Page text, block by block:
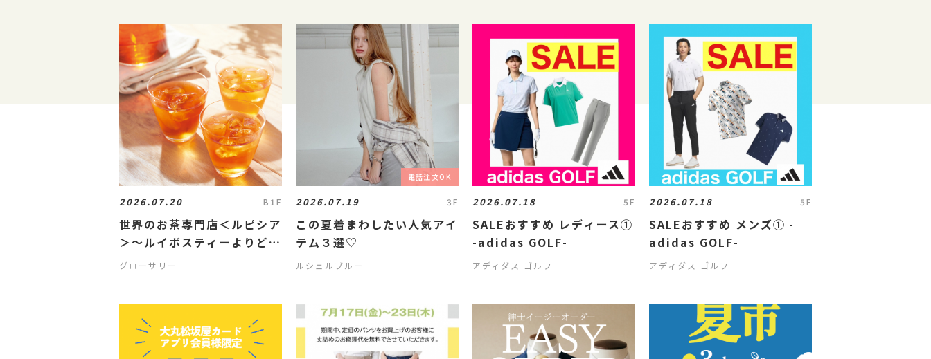
2026.07.20 B1F
世界のお茶専門店＜ルピシア
＞～ルイボスティーよりどり
キャンペーン～
グローサリー
電話注文OK
2026.07.19 3F
この夏着まわしたい人気アイ
テム３選♡
ルシェルブルー
2026.07.18 5F
SALEおすすめ レディース①
-adidas GOLF-
アディダス ゴルフ
2026.07.18 5F
SALEおすすめ メンズ① -
adidas GOLF-
アディダス ゴルフ